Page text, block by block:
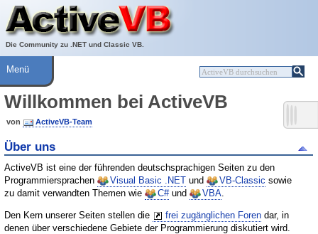
Die Community zu .NET und Classic VB.
Über ActiveVB
Hilfe
Menü
Willkommen bei ActiveVB
von ActiveVB-Team
Über uns
ActiveVB ist eine der führenden deutschsprachigen Seiten zu den
Programmiersprachen
Visual Basic .NET und VB-Classic sowie
zu damit verwandten Themen wie
C#und VBA.
Den Kern unserer Seiten stellen die frei zugänglichen Foren dar, in
denen über verschiedene Gebiete der Programmierung diskutiert wird.